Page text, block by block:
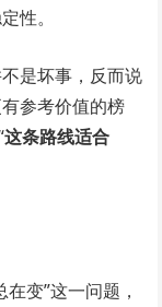
性。
是坏事，反而说
参考价值的榜
这条路线适合
变”这一问题，